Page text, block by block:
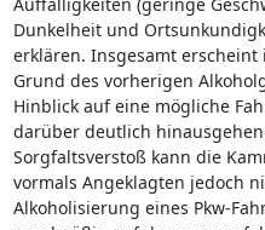
Dunkelheit und
erklären. Insgesamt
Grund des vorherigen
Hinblick auf eine mögliche
darüber deutlich
Sorgfaltsverstoß kann die
vormals Angeklagten jedoch
Alkoholisierung eines Pkw-